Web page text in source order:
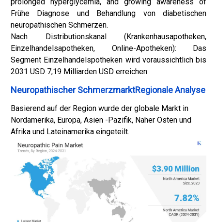
Frühe Diagnose und Behandlung von diabetischen
neuropathischen Schmerzen.
Nach Distributionskanal (Krankenhausapotheken,
Einzelhandelsapotheken, Online-Apotheken): Das
Segment Einzelhandelspotheken wird voraussichtlich bis
2031 USD 7,19 Milliarden USD erreichen
Neuropathischer SchmerzmarktRegionale Analyse
Basierend auf der Region wurde der globale Markt in
Nordamerika, Europa, Asien -Pazifik, Naher Osten und
Afrika und Lateinamerika eingeteilt.